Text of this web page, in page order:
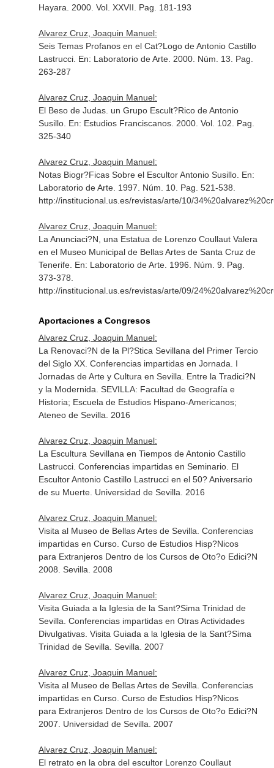
Hayara . 2000. Vol. XXVII. Pag. 181-193
Alvarez Cruz, Joaquin Manuel:
Seis Temas Profanos en el Cat?Logo de Antonio Castillo
Lastrucci. En: Laboratorio de Arte. 2000. Núm. 13. Pag.
263-287
Alvarez Cruz, Joaquin Manuel:
El Beso de Judas. un Grupo Escult?Rico de Antonio
Susillo. En: Estudios Franciscanos. 2000. Vol. 102. Pag.
325-340
Alvarez Cruz, Joaquin Manuel:
Notas Biogr?Ficas Sobre el Escultor Antonio Susillo. En:
Laboratorio de Arte. 1997. Núm. 10. Pag. 521-538.
http://institucional.us.es/revistas/arte/10/
Alvarez Cruz, Joaquin Manuel:
La Anunciaci?N, una Estatua de Lorenzo Coullaut Valera
en el Museo Municipal de Bellas Artes de Santa Cruz de
Tenerife. En: Laboratorio de Arte. 1996. Núm. 9. Pag.
373-378.
http://institucional.us.es/revistas/arte/09/
Aportaciones a Congresos
Alvarez Cruz, Joaquin Manuel:
La Renovaci?N de la Pl?Stica Sevillana del Primer Tercio
del Siglo XX. Conferencias impartidas en Jornada. I
Jornadas de Arte y Cultura en Sevilla. Entre la Tradici?N
y la Modernida. SEVILLA: Facultad de Geografía e
Historia; Escuela de Estudios Hispano-Americanos;
Ateneo de Sevilla. 2016
Alvarez Cruz, Joaquin Manuel:
La Escultura Sevillana en Tiempos de Antonio Castillo
Lastrucci. Conferencias impartidas en Seminario. El
Escultor Antonio Castillo Lastrucci en el 50? Aniversario
de su Muerte. Universidad de Sevilla. 2016
Alvarez Cruz, Joaquin Manuel:
Visita al Museo de Bellas Artes de Sevilla. Conferencias
impartidas en Curso. Curso de Estudios Hisp?Nicos
para Extranjeros Dentro de los Cursos de Oto?o Edici?N
2008. Sevilla. 2008
Alvarez Cruz, Joaquin Manuel:
Visita Guiada a la Iglesia de la Sant?Sima Trinidad de
Sevilla. Conferencias impartidas en Otras Actividades
Divulgativas. Visita Guiada a la Iglesia de la Sant?Sima
Trinidad de Sevilla. Sevilla. 2007
Alvarez Cruz, Joaquin Manuel:
Visita al Museo de Bellas Artes de Sevilla. Conferencias
impartidas en Curso. Curso de Estudios Hisp?Nicos
para Extranjeros Dentro de los Cursos de Oto?o Edici?N
2007. Universidad de Sevilla. 2007
Alvarez Cruz, Joaquin Manuel:
El retrato en la obra del escultor Lorenzo Coullaut